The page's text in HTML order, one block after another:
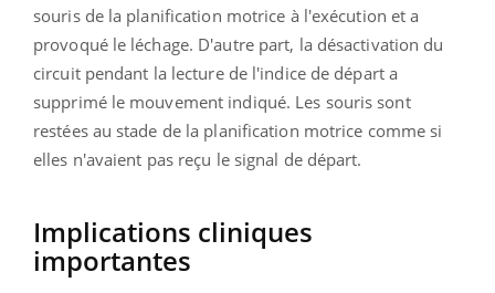
souris de la planification motrice à l'exécution et a
provoqué le léchage. D'autre part, la désactivation du
circuit pendant la lecture de l'indice de départ a
supprimé le mouvement indiqué. Les souris sont
restées au stade de la planification motrice comme si
elles n'avaient pas reçu le signal de départ.
Implications cliniques
importantes